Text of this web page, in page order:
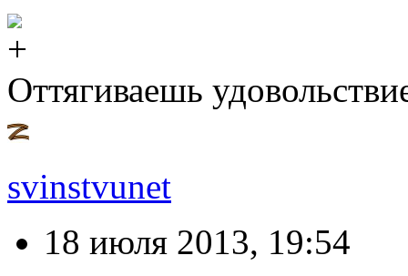
Оттягиваешь
svinstvunet
18 июля 2013, 19:54